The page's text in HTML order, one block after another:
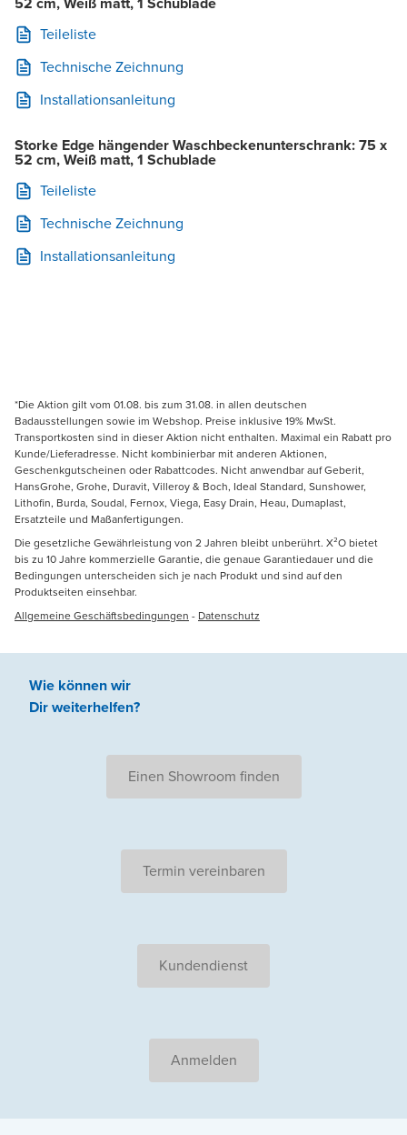
Teileliste
Technische Zeichnung
Installationsanleitung
Storke Edge hängender Waschbeckenunterschrank: 75 x
52 cm, Weiß matt, 1 Schublade
Teileliste
Technische Zeichnung
Installationsanleitung
*Die Aktion gilt vom 01.08. bis zum 31.08. in allen deutschen
Badausstellungen sowie im Webshop. Preise inklusive 19% MwSt.
Transportkosten sind in dieser Aktion nicht enthalten. Maximal ein Rabatt pro
Kunde/Lieferadresse. Nicht kombinierbar mit anderen Aktionen,
Geschenkgutscheinen oder Rabattcodes. Nicht anwendbar auf Geberit,
HansGrohe, Grohe, Duravit, Villeroy & Boch, Ideal Standard, Sunshower,
Lithofin, Burda, Soudal, Fernox, Viega, Easy Drain, Heau, Dumaplast,
Ersatzteile und Maßanfertigungen.
Die gesetzliche Gewährleistung von 2 Jahren bleibt unberührt. X²O bietet
bis zu 10 Jahre kommerzielle Garantie, die genaue Garantiedauer und die
Bedingungen unterscheiden sich je nach Produkt und sind auf den
Produktseiten einsehbar.
Allgemeine Geschäftsbedingungen - Datenschutz
Wie können wir
Dir weiterhelfen?
Einen Showroom finden
Termin vereinbaren
Kundendienst
Anmelden